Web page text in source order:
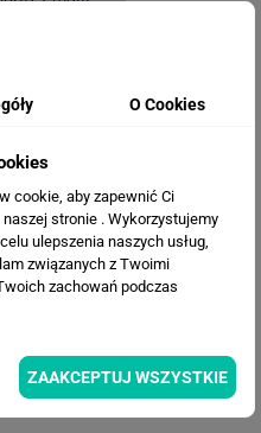
drzewa
O Cookies
cookie, aby zapewnić Ci
stronie . Wykorzystujemy
ulepszenia naszych usług,
związanych z Twoimi
zachowań podczas
ZAAKCEPTUJ WSZYSTKIE